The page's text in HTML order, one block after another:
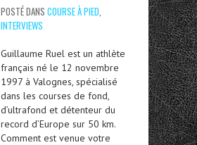
POSTÉ DANS COURSE À PIED,
INTERVIEWS
Guillaume Ruel est un athlète
français né le 12 novembre
1997 à Valognes, spécialisé
dans les courses de fond,
d’ultrafond et détenteur du
record d’Europe sur 50 km.
Comment est venue votre